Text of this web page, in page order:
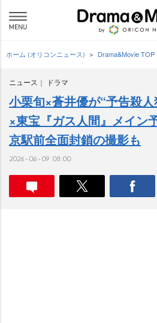
ホーム (オリコンニュース) Drama&Movie TOP
ニュース ドラマ
小栗旬×蒼井優が“予告殺
×東宝『ガス人間』メイン
京駅前全面封鎖の撮影も
2026-06-09 08:00